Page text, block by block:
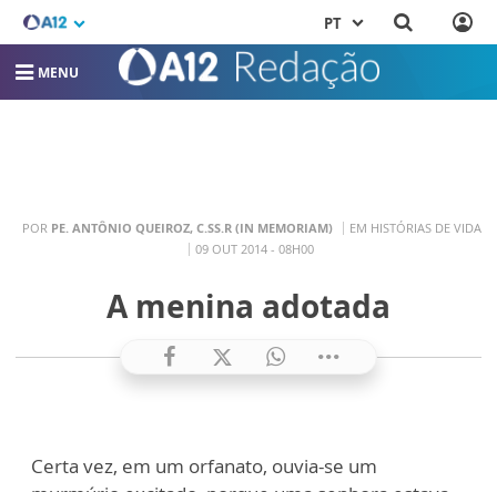
PT
MENU
POR PE. ANTÔNIO QUEIROZ, C.SS.R (IN MEMORIAM)
EM HISTÓRIAS DE VIDA
09 OUT 2014 - 08H00
A menina adotada
Certa vez, em um orfanato, ouvia-se um